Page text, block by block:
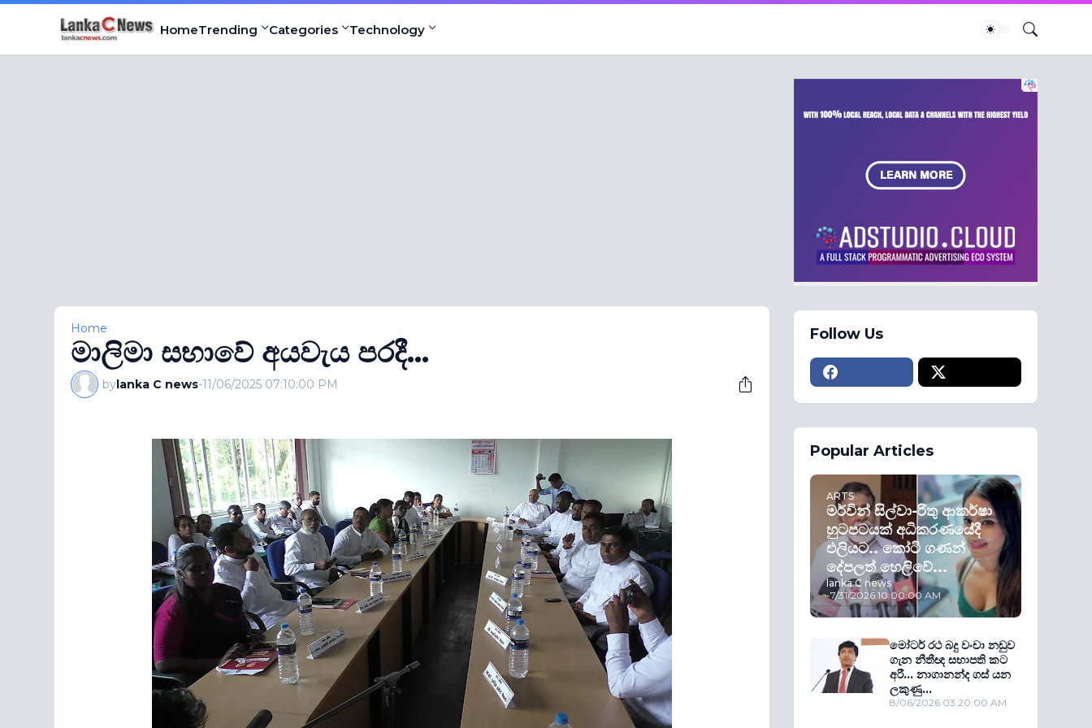
HomeTrending Categories Technology
Home
මාලිමා සභාවේ අයවැය පරදී...
bylanka C news-11/06/2025 07:10:00 PM
Follow Us
Popular Articles
ARTS
මර්වින් සිල්වා-රිතු ආකර්ෂා
හුටපටයක් අධිකරණයේදී
එලියට.. කෝටි ගණන්
දේපලත් හෙලිවේ...
lanka C news
-7/31/2026 10:00:00 AM
මෝටර් රථ බදු වංචා නඩුව
ගැන නීතීඥ සභාපති කට
අරී... නාගානන්ද ගස් යන
ලකුණු...
8/06/2026 03:20:00 AM